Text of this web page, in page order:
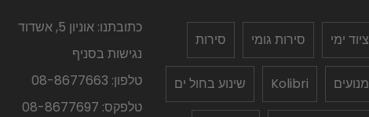
ציוד ימי סירות גומי סירות
מנועים Kolibri שינוע בחול ים
כתובתנו: אוניון 5, אשדוד
נגישות בסניף
טלפון: 08-8677663
טלפקס: 08-8677697